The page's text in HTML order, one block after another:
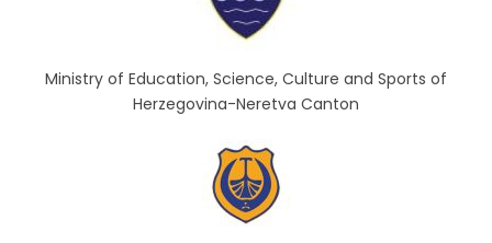
Ministry of Education, Science, Culture and Sports of
Herzegovina-Neretva Canton